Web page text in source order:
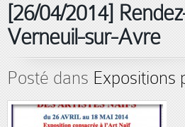
[26/04/2014]
Verneuil-sur-Avre
Posté dans Expositions